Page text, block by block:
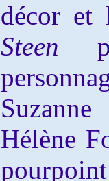
décor
Steen
Hélène